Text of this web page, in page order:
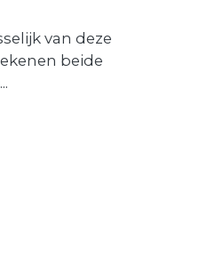
van deze
beide